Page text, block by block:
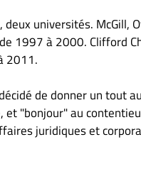
universités. McGill,
1997 à 2000. Clifford
2011.
de donner un tout
"bonjour" au
juridiques et